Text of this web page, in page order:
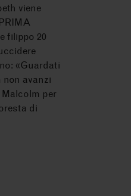
viene
filippo 20
«Guardati
avanzi
per
di